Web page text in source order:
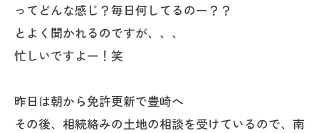
ってどんな感じ？毎日何してるのー？？
とよく聞かれるのですが、、、
忙しいですよー！笑
昨日は朝から免許更新で豊崎へ
その後、相続絡みの土地の相談を受けているので、南